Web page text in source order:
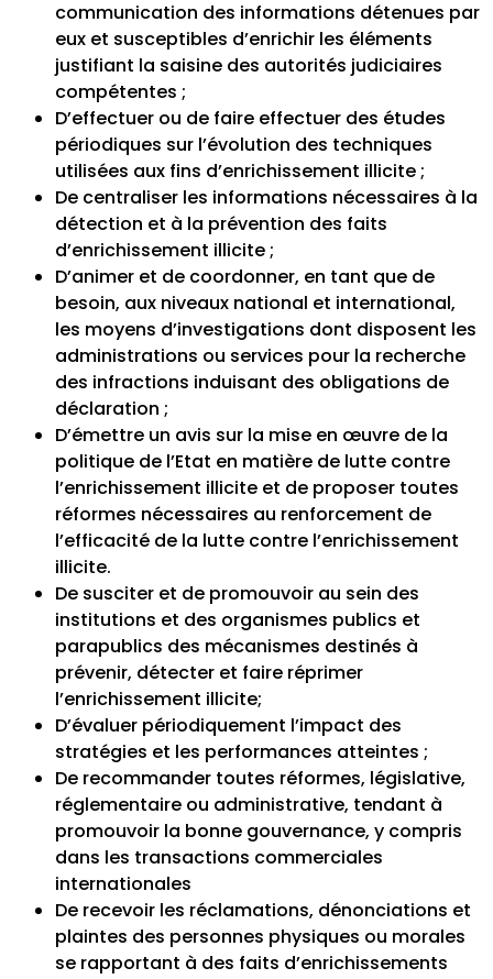
communication des informations détenues par
eux et susceptibles d’enrichir les éléments
justifiant la saisine des autorités judiciaires
compétentes ;
D’effectuer ou de faire effectuer des études
périodiques sur l’évolution des techniques
utilisées aux fins d’enrichissement illicite ;
De centraliser les informations nécessaires à la
détection et à la prévention des faits
d’enrichissement illicite ;
D’animer et de coordonner, en tant que de
besoin, aux niveaux national et international,
les moyens d’investigations dont disposent les
administrations ou services pour la recherche
des infractions induisant des obligations de
déclaration ;
D’émettre un avis sur la mise en œuvre de la
politique de l’Etat en matière de lutte contre
l’enrichissement illicite et de proposer toutes
réformes nécessaires au renforcement de
l’efficacité de la lutte contre l’enrichissement
illicite.
De susciter et de promouvoir au sein des
institutions et des organismes publics et
parapublics des mécanismes destinés à
prévenir, détecter et faire réprimer
l’enrichissement illicite;
D’évaluer périodiquement l’impact des
stratégies et les performances atteintes ;
De recommander toutes réformes, législative,
réglementaire ou administrative, tendant à
promouvoir la bonne gouvernance, y compris
dans les transactions commerciales
internationales
De recevoir les réclamations, dénonciations et
plaintes des personnes physiques ou morales
se rapportant à des faits d’enrichissements